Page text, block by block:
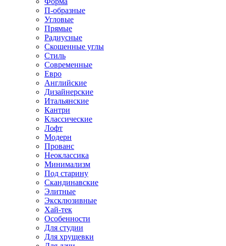
П-образные
Угловые
Прямые
Радиусные
Скошенные углы
Стиль
Современные
Евро
Английские
Дизайнерские
Итальянские
Кантри
Классические
Лофт
Модерн
Прованс
Неоклассика
Минимализм
Под старину
Скандинавские
Элитные
Эксклюзивные
Хай-тек
Особенности
Для студии
Для хрущевки